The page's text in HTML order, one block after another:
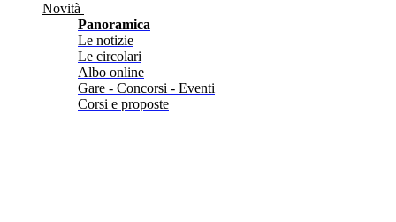
Novità
Panoramica
Le notizie
Le circolari
Albo online
Gare - Concorsi - Eventi
Corsi e proposte